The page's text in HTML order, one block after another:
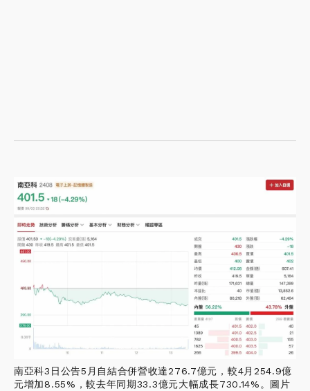
南亞科3日公告5月自結合併營收達276.7億元，較4月254.9億
元增加8.55%，較去年同期33.3億元大幅成長730.14%。圖片